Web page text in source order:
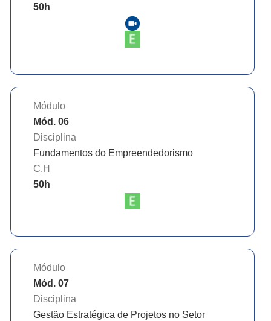
50h
Módulo
Mód. 06
Disciplina
Fundamentos do Empreendedorismo
C.H
50h
Módulo
Mód. 07
Disciplina
Gestão Estratégica de Projetos no Setor